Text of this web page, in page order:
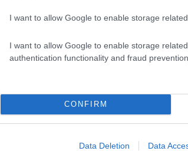
I want to allow Google to enable storage
I want to allow Google to enable storage
authentication functionality and fraud
CONFIRM
Data Deletion Data